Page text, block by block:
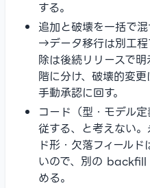
する。
追加と破壊を一括で
→データ移行は別工
除は後続リリースで
階に分け、破壊的変
手動承認に回す。
コード（型・モデル
従する、と考えない
ド形・欠落フィール
いので、別の
める。